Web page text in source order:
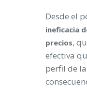
Desde el
ineficacia
precios,
efectiva
perfil de